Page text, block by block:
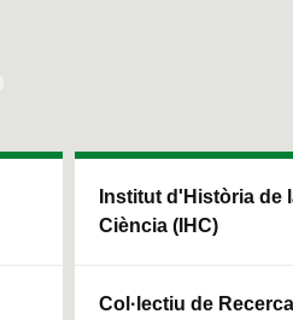
Institut d'Història de
Ciència (IHC)
Col·lectiu de